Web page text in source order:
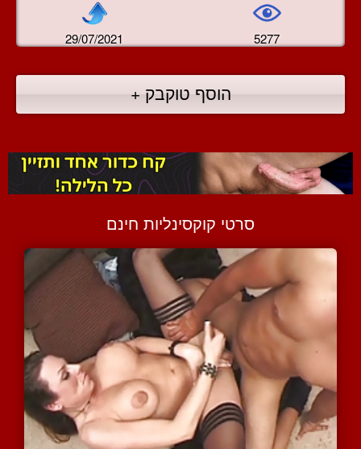
29/07/2021 5277
הוסף טוקבק +
סרטי קוקסינליות חינם